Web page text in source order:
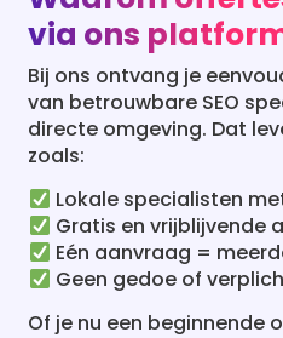
Bij ons ontvang je
van betrouwbare SEO
directe omgeving. Dat
zoals:
Lokale specialisten
Gratis en vrijblijvende
Eén aanvraag =
Geen gedoe of
Of je nu een beginnende
gevestigd familiebedrijf
voorstel dat past bij jouw